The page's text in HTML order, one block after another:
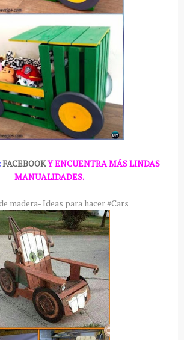
FACEBOOKY ENCUENTRA MÁS LINDAS
MANUALIDADES.
madera- Ideas para hacer #Cars